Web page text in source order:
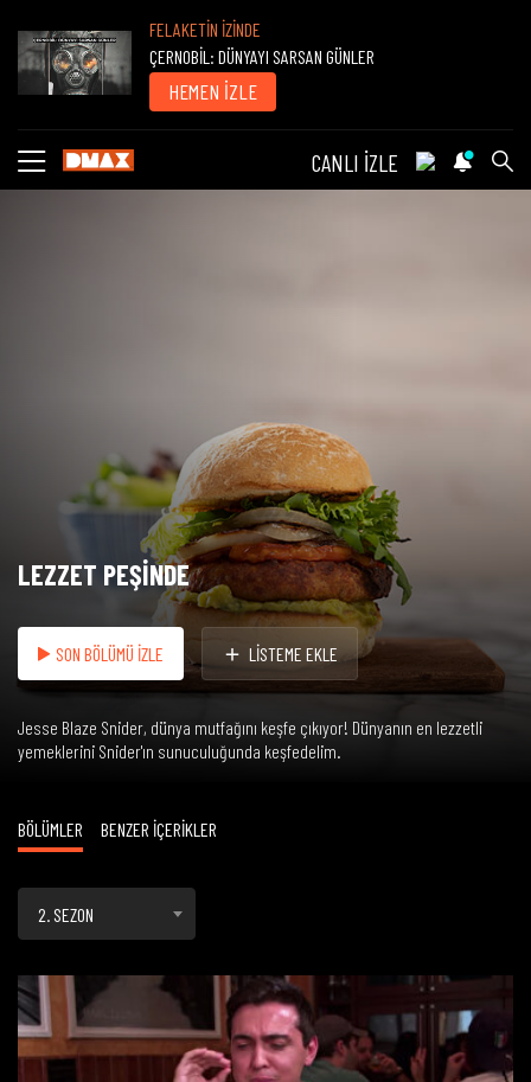
FELAKETİN İZİNDE
ÇERNOBİL: DÜNYAYI SARSAN GÜNLER
HEMEN İZLE
CANLI İZLE
LEZZET PEŞİNDE
SON BÖLÜMÜ İZLE LİSTEME EKLE
Jesse Blaze Snider, dünya mutfağını keşfe çıkıyor! Dünyanın en lezzetli
yemeklerini Snider'ın sunuculuğunda keşfedelim.
BÖLÜMLER BENZER İÇERİKLER
2. SEZON